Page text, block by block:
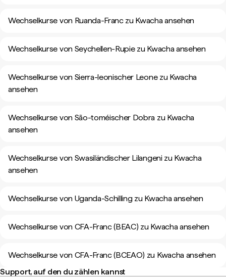
Wechselkurse von Ruanda-Franc zu Kwacha ansehen
Wechselkurse von Seychellen-Rupie zu Kwacha ansehen
Wechselkurse von Sierra-leonischer Leone zu Kwacha
ansehen
Wechselkurse von São-toméischer Dobra zu Kwacha
ansehen
Wechselkurse von Swasiländischer Lilangeni zu Kwacha
ansehen
Wechselkurse von Uganda-Schilling zu Kwacha ansehen
Wechselkurse von CFA-Franc (BEAC) zu Kwacha ansehen
Wechselkurse von CFA-Franc (BCEAO) zu Kwacha ansehen
Support, auf den du zählen kannst